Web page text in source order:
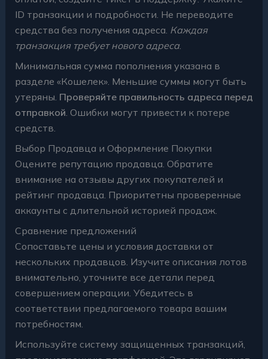
ID транзакции и подробности. Не переводите
средства без получения адреса. Каждая
транзакция требует нового адреса.
Минимальная сумма пополнения указана в
разделе «Кошелек». Меньшие суммы могут быть
утеряны. Проверяйте правильность адреса перед
отправкой . Ошибки могут привести к потере
средств.
Выбор Продавца и Оформление Покупки
Оцените репутацию продавца. Обратите
внимание на отзывы других покупателей и
рейтинг продавца. Приоритетны проверенные
аккаунты с длительной историей продаж.
Сравнение предложений
Сопоставьте цены и условия доставки от
нескольких продавцов. Изучите описания лотов
внимательно, уточните все детали перед
совершением операции. Убедитесь в
соответствии предлагаемого товара вашим
потребностям.
Используйте систему защищенных транзакций,